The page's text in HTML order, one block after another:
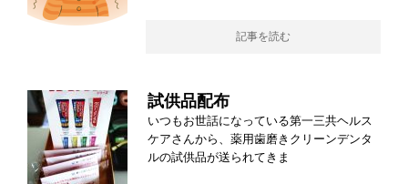
記事を読む
試供品配布
いつもお世話になっている第一三共ヘルス
ケアさんから、薬用歯磨きクリーンデンタ
ルの試供品が送られてきま